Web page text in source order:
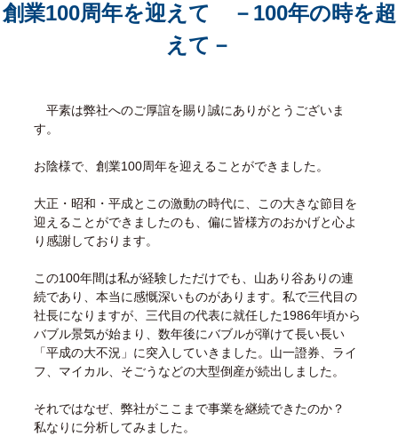
創業100周年を迎えて －100年の時を超
えて－
平素は弊社へのご厚誼を賜り誠にありがとうございま
す。
お陰様で、創業100周年を迎えることができました。
大正・昭和・平成とこの激動の時代に、この大きな節目を
迎えることができましたのも、偏に皆様方のおかげと心よ
り感謝しております。
この100年間は私が経験しただけでも、山あり谷ありの連
続であり、本当に感慨深いものがあります。私で三代目の
社長になりますが、三代目の代表に就任した1986年頃から
バブル景気が始まり、数年後にバブルが弾けて長い長い
「平成の大不況」に突入していきました。山一證券、ライ
フ、マイカル、そごうなどの大型倒産が続出しました。
それではなぜ、弊社がここまで事業を継続できたのか？
私なりに分析してみました。